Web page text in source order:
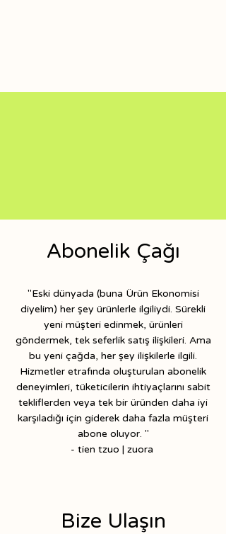
Abonelik Çağı
"Eski dünyada (buna Ürün Ekonomisi
diyelim) her şey ürünlerle ilgiliydi. Sürekli
yeni müşteri edinmek, ürünleri
göndermek, tek seferlik satış ilişkileri. Ama
bu yeni çağda, her şey ilişkilerle ilgili.
Hizmetler etrafında oluşturulan abonelik
deneyimleri, tüketicilerin ihtiyaçlarını sabit
tekliflerden veya tek bir üründen daha iyi
karşıladığı için giderek daha fazla müşteri
abone oluyor. "
- tien tzuo | zuora
Bize Ulaşın